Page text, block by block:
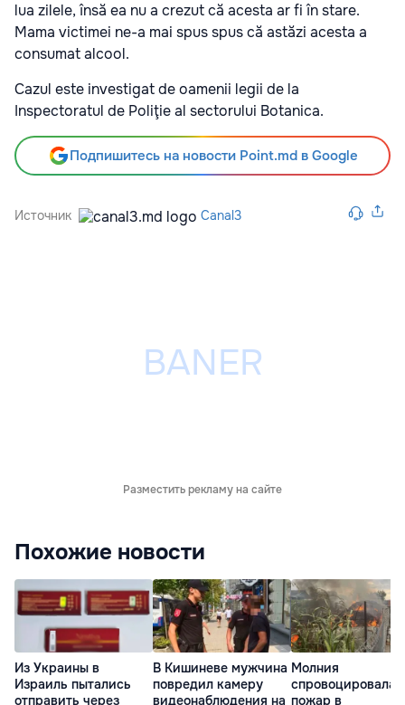
lua zilele, însă ea nu a crezut că acesta ar fi în stare.
Mama victimei ne-a mai spus spus că astăzi acesta a
consumat alcool.
Cazul este investigat de oamenii legii de la
Inspectoratul de Poliţie al sectorului Botanica.
Подпишитесь на новости Point.md в Google
Источник Canal3
Разместить рекламу на сайте
Похожие новости
Из Украины в
Израиль пытались
отправить через
В Кишиневе мужчина
повредил камеру
видеонаблюдения на
Молния
спровоцировала
пожар в